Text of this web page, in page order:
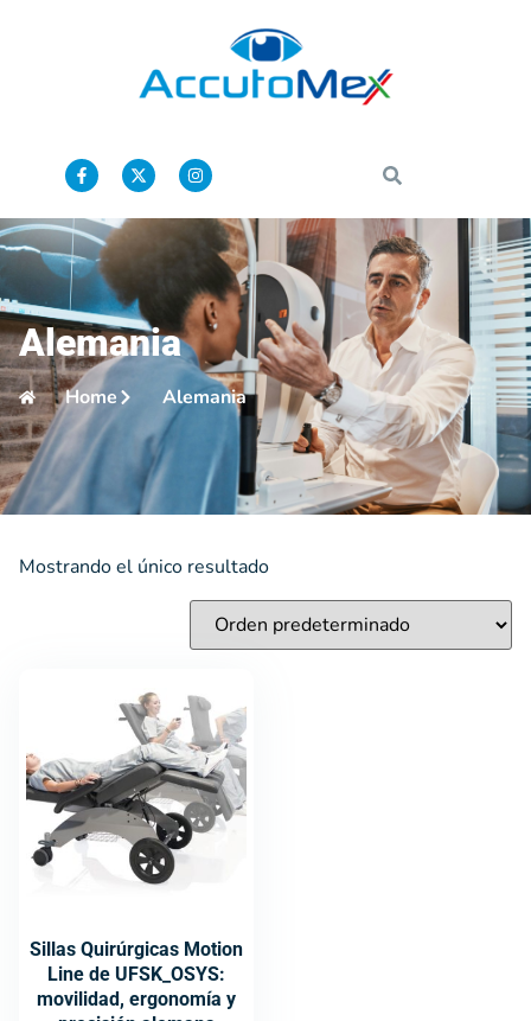
Alemania
Home Alemania
Mostrando el único resultado
Sillas Quirúrgicas Motion
Line de UFSK_OSYS:
movilidad, ergonomía y